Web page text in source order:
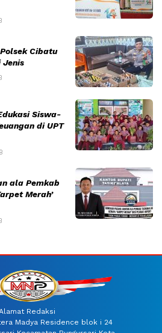
Cibatu
Jenis
Siswa-
di UPT
ala Pemkab
Merah’
Redaksi
Madya Residence blok i 24